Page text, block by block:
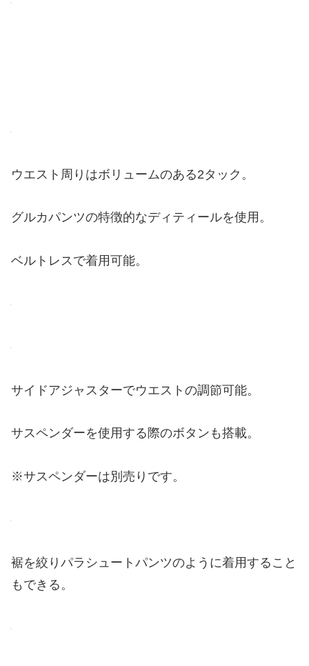
ウエスト周りはボリュームのある2タック。
グルカパンツの特徴的なディティールを使用。
ベルトレスで着用可能。
サイドアジャスターでウエストの調節可能。
サスペンダーを使用する際のボタンも搭載。
※サスペンダーは別売りです。
裾を絞りパラシュートパンツのように着用すること
もできる。